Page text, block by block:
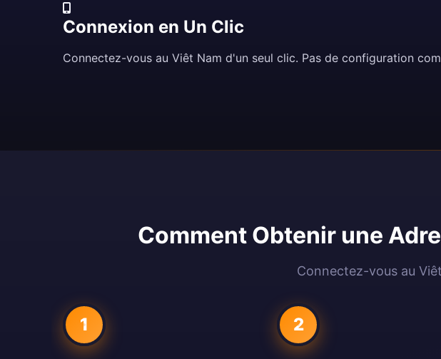
Connexion en Un Clic
Connectez-vous au Viêt Nam d'un seul clic. Pas de configuration
Comment Obtenir une
Connectez-vous au
1 2